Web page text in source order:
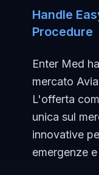
Handle
Procedure
Enter Med
mercato
L'offerta
unica sul
innovative
emergenze